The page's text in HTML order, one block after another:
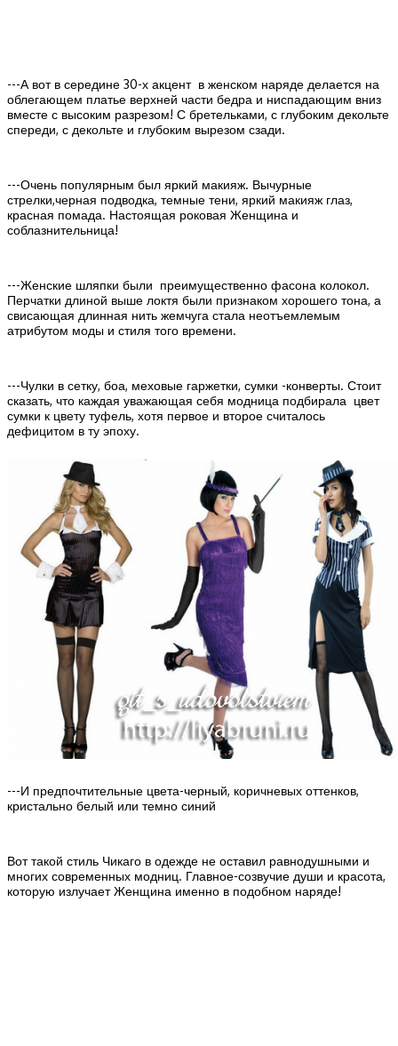
---А вот в середине 30-х акцент в женском наряде делается на
облегающем платье верхней части бедра и ниспадающим вниз
вместе с высоким разрезом! С бретельками, с глубоким декольте
спереди, с декольте и глубоким вырезом сзади.
---Очень популярным был яркий макияж. Вычурные
стрелки,черная подводка, темные тени, яркий макияж глаз,
красная помада. Настоящая роковая Женщина и
соблазнительница!
---Женские шляпки были преимущественно фасона колокол.
Перчатки длиной выше локтя были признаком хорошего тона, а
свисающая длинная нить жемчуга стала неотъемлемым
атрибутом моды и стиля того времени.
---Чулки в сетку, боа, меховые гаржетки, сумки -конверты. Стоит
сказать, что каждая уважающая себя модница подбирала цвет
сумки к цвету туфель, хотя первое и второе считалось
дефицитом в ту эпоху.
---И предпочтительные цвета-черный, коричневых оттенков,
кристально белый или темно синий
Вот такой стиль Чикаго в одежде не оставил равнодушными и
многих современных модниц. Главное-созвучие души и красота,
которую излучает Женщина именно в подобном наряде!